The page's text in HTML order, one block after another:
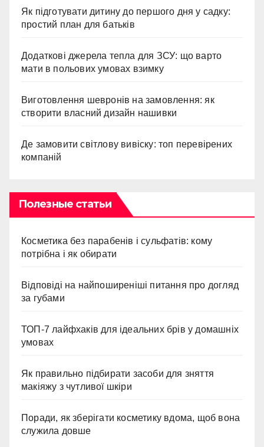
Як підготувати дитину до першого дня у садку:
простий план для батьків
Додаткові джерела тепла для ЗСУ: що варто
мати в польових умовах взимку
Виготовлення шевронів на замовлення: як
створити власний дизайн нашивки
Де замовити світлову вивіску: топ перевірених
компаній
Полезные статьи
Косметика без парабенів і сульфатів: кому
потрібна і як обирати
Відповіді на найпоширеніші питання про догляд
за губами
ТОП-7 лайфхаків для ідеальних брів у домашніх
умовах
Як правильно підбирати засоби для зняття
макіяжу з чутливої шкіри
Поради, як зберігати косметику вдома, щоб вона
служила довше